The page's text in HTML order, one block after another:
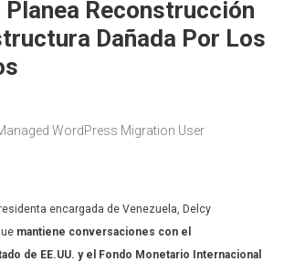
Planea Reconstrucción
Dañada Por Los
WordPress Migration User
encargada de Venezuela, Delcy
mantiene conversaciones con el
de EE.UU. y el Fondo Monetario Internacional